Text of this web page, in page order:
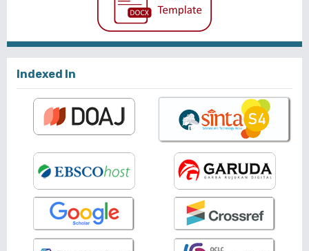
Indexed In